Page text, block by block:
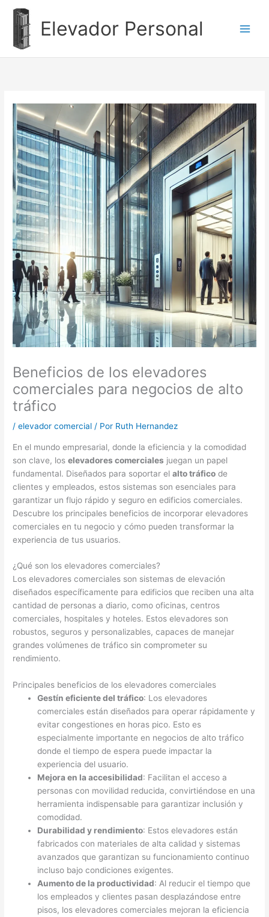
contenido
Elevador Personal
Beneficios de los elevadores
comerciales para negocios de alto
tráfico
/elevador comercial / Por Ruth Hernandez
En el mundo empresarial, donde la eficiencia y la comodidad
son clave, loselevadores comerciales juegan un papel
fundamental. Diseñados para soportar elalto tráfico de
clientes y empleados, estos sistemas son esenciales para
garantizar un flujo rápido y seguro en edificios comerciales.
Descubre los principales beneficios de incorporar elevadores
comerciales en tu negocio y cómo pueden transformar la
experiencia de tus usuarios.
¿Qué son los elevadores comerciales?
Los elevadores comerciales son sistemas de elevación
diseñados específicamente para edificios que reciben una alta
cantidad de personas a diario, como oficinas, centros
comerciales, hospitales y hoteles. Estos elevadores son
robustos, seguros y personalizables, capaces de manejar
grandes volúmenes de tráfico sin comprometer su
rendimiento.
Principales beneficios de los elevadores comerciales
Gestín eficiente del tráfico: Los elevadores
comerciales están diseñados para operar rápidamente y
evitar congestiones en horas pico. Esto es
especialmente importante en negocios de alto tráfico
donde el tiempo de espera puede impactar la
experiencia del usuario.
Mejora en la accesibilidad: Facilitan el acceso a
personas con movilidad reducida, convirtiéndose en una
herramienta indispensable para garantizar inclusión y
comodidad.
Durabilidad y rendimiento: Estos elevadores están
fabricados con materiales de alta calidad y sistemas
avanzados que garantizan su funcionamiento continuo
incluso bajo condiciones exigentes.
Aumento de la productividad: Al reducir el tiempo que
los empleados y clientes pasan desplazándose entre
pisos, los elevadores comerciales mejoran la eficiencia